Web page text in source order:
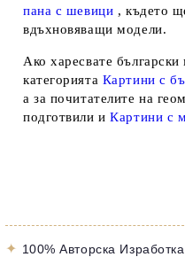
пана с шевици , където
вдъхновяващи модели.
Ако харесвате
категорията Картини с
а за почитателите на
подготвили иКартини с
✦ 100% Авторска Изработка